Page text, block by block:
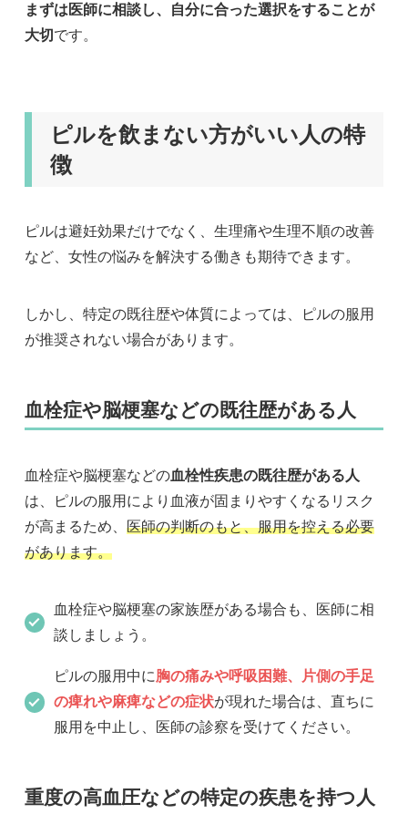
まずは医師に相談し、自分に合った選択をすることが
大切 です。
ピルを飲まない方がいい人の特
徴
ピルは避妊効果だけでなく、生理痛や生理不順の改善
など、女性の悩みを解決する働きも期待できます。
しかし、特定の既往歴や体質によっては、ピルの服用
が推奨されない場合があります。
血栓症や脳梗塞などの既往歴がある人
血栓症や脳梗塞などの血栓性疾患の既往歴がある人
は、ピルの服用により血液が固まりやすくなるリスク
が高まるため、 医師の判断のもと、服用を控える必要
があります。
血栓症や脳梗塞の家族歴がある場合も、医師に相
談しましょう。
ピルの服用中に胸の痛みや呼吸困難、片側の手足
の痺れや麻痺などの症状が現れた場合は、直ちに
服用を中止し、医師の診察を受けてください。
重度の高血圧などの特定の疾患を持つ人